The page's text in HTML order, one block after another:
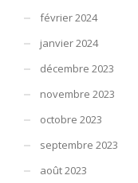
février 2024
janvier 2024
décembre 2023
novembre 2023
octobre 2023
septembre 2023
août 2023